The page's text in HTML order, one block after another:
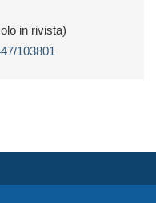
in rivista)
103801